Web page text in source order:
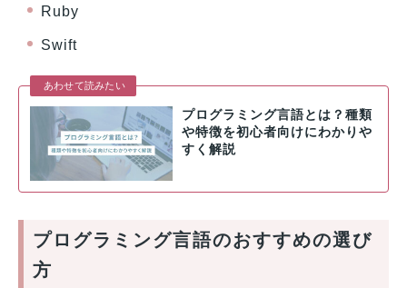
Ruby
Swift
あわせて読みたい
プログラミング言語とは？種類
や特徴を初心者向けにわかりや
すく解説
プログラミング言語のおすすめの選び
方